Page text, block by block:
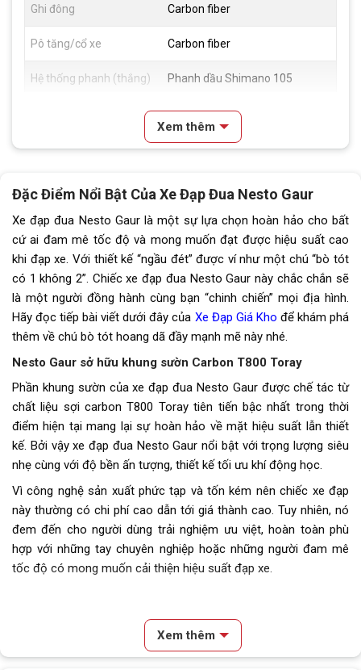
Ghi đông Carbon fiber
Pô tăng/cổ xe Carbon fiber
Hệ thống phanh (thắng) Phanh dầu Shimano 105
Đùm nhôm, trước 2 sau 4 bạc
đạn, cối nổ to, thru-axle
Lốp xe Continental 700*25c
Tay đề Shimano 105 R7120 24 tốc độ
Tăng tốc trước (Gạt
Shimano 105 R7100 2 tốc độ
Tăng tốc sau (Gạt líp) Shimano 105 R7100 12 tốc độ
Đùi đĩa Shimano 105 R7100 34/50T
Líp
Shimano 105 CS-R7101 12 tầng
, 11-34T
Sên (xích) Shimano 6100
Cọc/cốt yên Carbon siêu nhẹ
Chiều cao phù hợp Trên 1m60
nhằm nâng cao chất lượng sản
phẩm
Xem thêm
Đặc Điểm Nổi Bật Của Xe Đạp Đua Nesto Gaur
Xe đạp đua Nesto Gaur là một sự lựa chọn hoàn hảo cho bất
cứ ai đam mê tốc độ và mong muốn đạt được hiệu suất cao
khi đạp xe. Với thiết kế “ngầu đét” được ví như một chú “bò tót
có 1 không 2”. Chiếc xe đạp đua Nesto Gaur này chắc chắn sẽ
là một người đồng hành cùng bạn “chinh chiến” mọi địa hình.
Hãy đọc tiếp bài viết dưới đây của Xe Đạp Giá Kho để khám phá
thêm về chú bò tót hoang dã đầy mạnh mẽ này nhé.
Nesto Gaur sở hữu khung sườn Carbon T800 Toray
Phần khung sườn của xe đạp đua Nesto Gaur được chế tác từ
chất liệu sợi carbon T800 Toray tiên tiến bậc nhất trong thời
điểm hiện tại mang lại sự hoàn hảo về mặt hiệu suất lẫn thiết
kế. Bởi vậy xe đạp đua Nesto Gaur nổi bật với trọng lượng siêu
nhẹ cùng với độ bền ấn tượng, thiết kế tối ưu khí động học.
Vì công nghệ sản xuất phức tạp và tốn kém nên chiếc xe đạp
này thường có chi phí cao dẫn tới giá thành cao. Tuy nhiên, nó
đem đến cho người dùng trải nghiệm ưu việt, hoàn toàn phù
hợp với những tay chuyên nghiệp hoặc những người đam mê
tốc độ có mong muốn cải thiện hiệu suất đạp xe.
Xem thêm